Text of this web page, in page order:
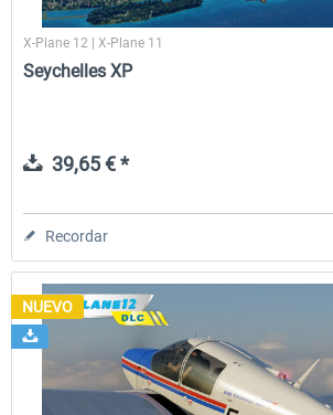
X-Plane 12 | X-Plane 11
Seychelles XP
39,65 € *
Recordar
NUEVO